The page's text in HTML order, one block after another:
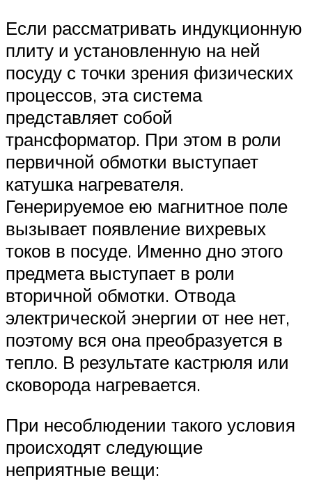
Если рассматривать индукционную
плиту и установленную на ней
посуду с точки зрения физических
процессов, эта система
представляет собой
трансформатор. При этом в роли
первичной обмотки выступает
катушка нагревателя.
Генерируемое ею магнитное поле
вызывает появление вихревых
токов в посуде. Именно дно этого
предмета выступает в роли
вторичной обмотки. Отвода
электрической энергии от нее нет,
поэтому вся она преобразуется в
тепло. В результате кастрюля или
сковорода нагревается.
При несоблюдении такого условия
происходят следующие
неприятные вещи: